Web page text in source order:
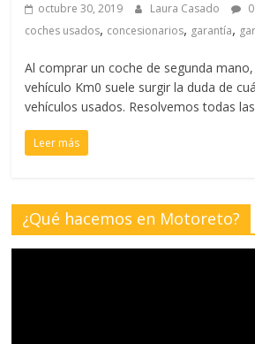
octubre 30, 2019 Laura Casado
coches usados, concesionarios, garantía,
Al comprar un coche de segunda
vehículo Km0 suele surgir la duda de
vehículos usados. Resolvemos todas
Leer más
¿Qué hacemos en Motoreto?